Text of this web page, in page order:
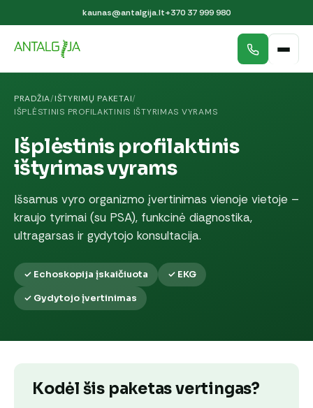
kaunas@antalgija.lt+370 37 999 980
PRADŽIA/IŠTYRIMŲ PAKETAI/
IŠPLĖSTINIS PROFILAKTINIS IŠTYRIMAS VYRAMS
Išplėstinis profilaktinis
ištyrimas vyrams
Išsamus vyro organizmo įvertinimas vienoje vietoje –
kraujo tyrimai (su PSA), funkcinė diagnostika,
ultragarsas ir gydytojo konsultacija.
✓ Echoskopija įskaičiuota
✓ EKG
✓ Gydytojo įvertinimas
Kodėl šis paketas vertingas?